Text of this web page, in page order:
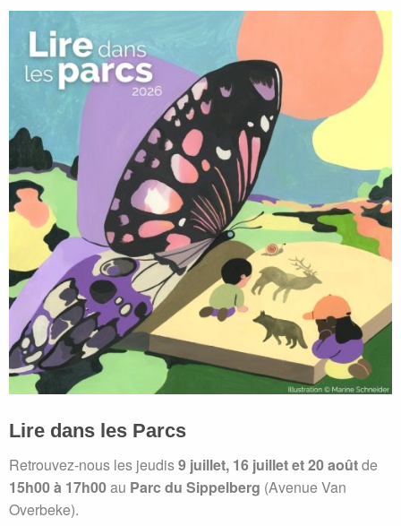
Lire dans les Parcs
Retrouvez-nous les jeudis9 juillet, 16 juillet et 20 aoûtde
15h00 à 17h00au Parc du Sippelberg (Avenue Van
Overbeke).